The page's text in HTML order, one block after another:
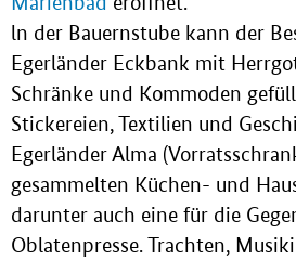
ln der Bauernstube kann der
Egerländer Eckbank mit
Schränke und Kommoden
Stickereien, Textilien und
Egerländer Alma
gesammelten Küchen- und
darunter auch eine für die
Oblatenpresse. Trachten,